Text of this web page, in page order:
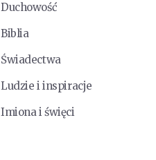
Duchowość
Biblia
Świadectwa
Ludzie i inspiracje
Imiona i święci